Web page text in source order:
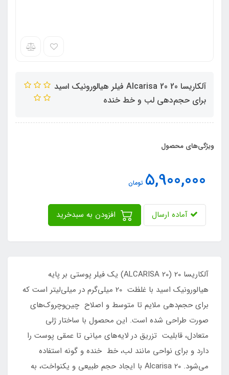
آلکاریسا 20 Alcarisa 20 فیلر هیالورونیک اسید
برای حجم‌دهی لب و خط خنده
ویژگی‌های محصول
5,900,000 تومان
آماده ارسال
آلکاریسا 20 (ALCARISA 20) یک فیلر پوستی بر پایه
هیالورونیک اسید با غلظت 20 میلی‌گرم در میلی‌لیتر است که
برای حجم‌دهی ملایم تا متوسط و اصلاح چین‌وچروک‌های
صورت طراحی شده است. این محصول با ساختار ژلی
متعادل، قابلیت تزریق در لایه‌های میانی تا عمقی پوست را
دارد و برای نواحی مانند لب، خط خنده و گونه استفاده
می‌شود. Alcarisa 20 با ایجاد حجم طبیعی و یکنواخت، به